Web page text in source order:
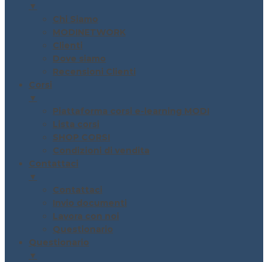
▼
Chi Siamo
MODINETWORK
Clienti
Dove siamo
Recensioni Clienti
Corsi
▼
Piattaforma corsi e-learning MODI
Lista corsi
SHOP CORSI
Condizioni di vendita
Contattaci
▼
Contattaci
Invio documenti
Lavora con noi
Questionario
Questionario
▼